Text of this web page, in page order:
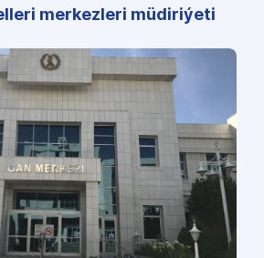
merkezleri müdiriýeti